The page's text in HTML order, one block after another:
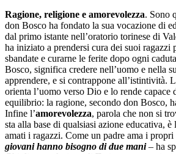
Ragione, religione e amorevolezza. Sono
don Bosco ha fondato la sua vocazione di
dal primo istante nell’oratorio torinese di
ha iniziato a prendersi cura dei suoi ragazzi
sbandate e curarne le ferite dopo ogni
Bosco, significa credere nell’uomo e nella
apprendere, e si contrappone all’istintività.
orienta l’uomo verso Dio e lo rende capace
equilibrio: la ragione, secondo don Bosco,
Infine l’amorevolezza, parola che non si
sta alla base di qualsiasi azione educativa,
amati i ragazzi. Come un padre ama i
giovani hanno bisogno di due mani– ha